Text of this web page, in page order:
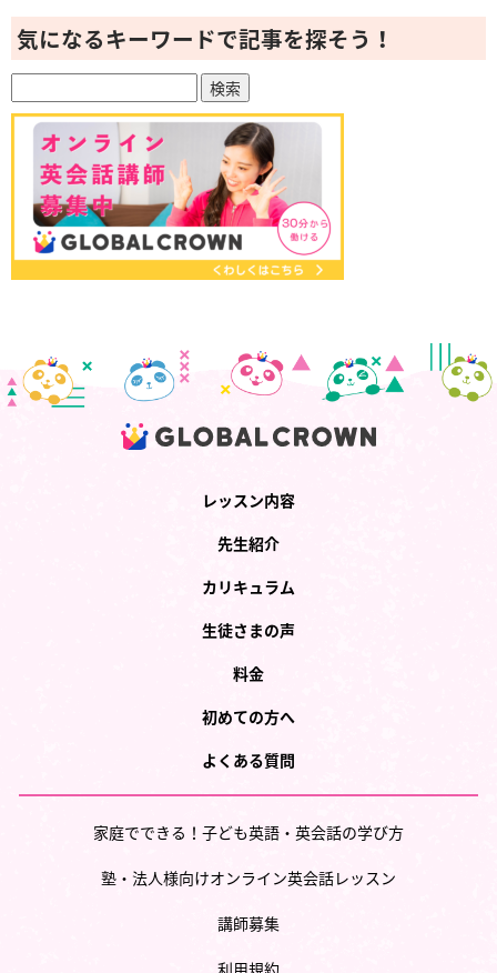
気になるキーワードで記事を探そう！
レッスン内容
先生紹介
カリキュラム
生徒さまの声
料金
初めての方へ
よくある質問
家庭でできる！子ども英語・英会話の学び方
塾・法人様向けオンライン英会話レッスン
講師募集